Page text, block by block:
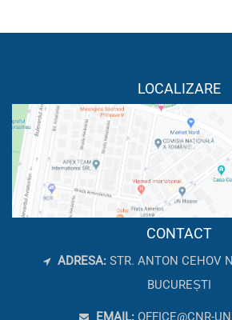
LOCALIZARE
CONTACT
ADRESA: STR. ANTON CEHOV
BUCUREȘTI
EMAIL: OFFICE@CNR-